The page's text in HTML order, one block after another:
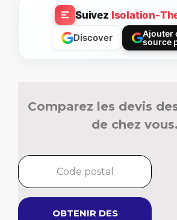
Suivez Isolation-
Discover
Ajouter
source
Comparez les devis
de chez vous.
OBTENIR DES